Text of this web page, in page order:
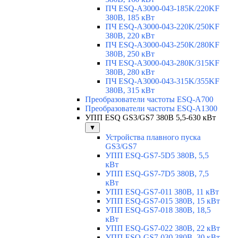
ПЧ ESQ-A3000-043-185K/220KF
380В, 185 кВт
ПЧ ESQ-A3000-043-220K/250KF
380В, 220 кВт
ПЧ ESQ-A3000-043-250K/280KF
380В, 250 кВт
ПЧ ESQ-A3000-043-280K/315KF
380В, 280 кВт
ПЧ ESQ-A3000-043-315K/355KF
380В, 315 кВт
Преобразователи частоты ESQ-A700
Преобразователи частоты ESQ-A1300
УПП ESQ GS3/GS7 380В 5,5-630 кВт
▼
Устройства плавного пуска
GS3/GS7
УПП ESQ-GS7-5D5 380В, 5,5
кВт
УПП ESQ-GS7-7D5 380В, 7,5
кВт
УПП ESQ-GS7-011 380В, 11 кВт
УПП ESQ-GS7-015 380В, 15 кВт
УПП ESQ-GS7-018 380В, 18,5
кВт
УПП ESQ-GS7-022 380В, 22 кВт